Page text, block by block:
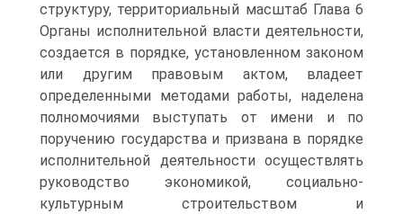
структуру, территориальный масштаб Глава 6
Органы исполнительной власти деятельности,
создается в порядке, установленном законом
или другим правовым актом, владеет
определенными методами работы, наделена
полномочиями выступать от имени и по
поручению государства и призвана в порядке
исполнительной деятельности осуществлять
руководство экономикой, социально-
культурным строительством и